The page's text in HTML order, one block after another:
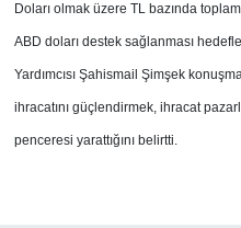
Doları olmak üzere TL bazında
ABD doları destek sağlanması
Yardımcısı Şahismail Şimşek
ihracatını güçlendirmek, ihracat
penceresi yarattığını belirtti.